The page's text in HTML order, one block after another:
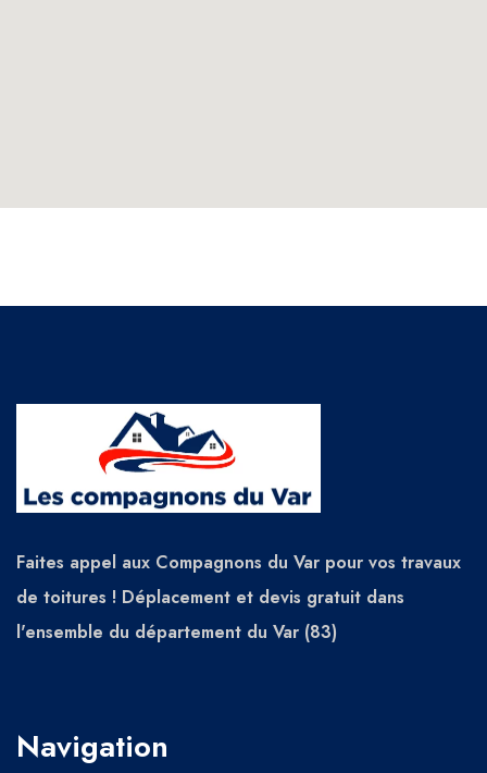
Faites appel aux Compagnons du Var pour vos travaux
de toitures ! Déplacement et devis gratuit dans
l'ensemble du département du Var (83)
Navigation